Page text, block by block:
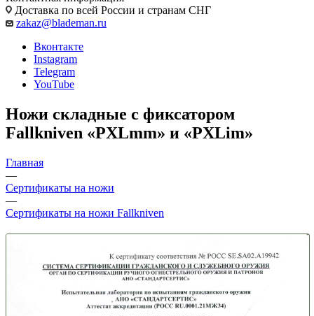
Доставка по всей России и странам СНГ
zakaz@blademan.ru
Вконтакте
Instagram
Telegram
YouTube
Ножи складные с фиксатором
Fallkniven «PXLmm» и «PXLim»
Главная
—
Сертификаты на ножи
—
Сертификаты на ножи Fallkniven